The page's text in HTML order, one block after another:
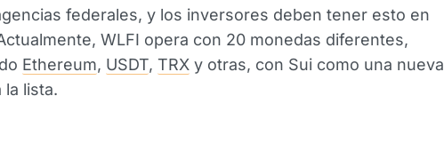
federales, y los inversores deben tener esto en
WLFI opera con 20 monedas diferentes,
Ethereum, USDT, TRX y otras, con Sui como una nueva
la lista.